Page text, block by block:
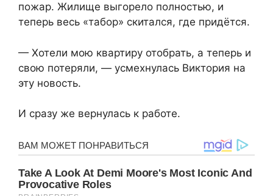
пожар. Жилище выгорело полностью, и
теперь весь «табор» скитался, где придётся.
— Хотели мою квартиру отобрать, а теперь и
свою потеряли, — усмехнулась Виктория на
эту новость.
И сразу же вернулась к работе.